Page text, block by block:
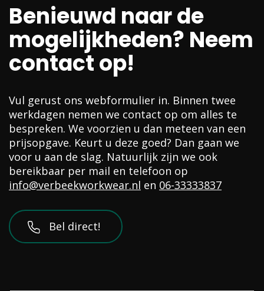
Benieuwd naar de
mogelijkheden? Neem
contact op!
Vul gerust ons webformulier in. Binnen twee
werkdagen nemen we contact op om alles te
bespreken. We voorzien u dan meteen van een
prijsopgave. Keurt u deze goed? Dan gaan we
voor u aan de slag. Natuurlijk zijn we ook
bereikbaar per mail en telefoon op
info@verbeekworkwear.nl en 06-33333837
Bel direct!